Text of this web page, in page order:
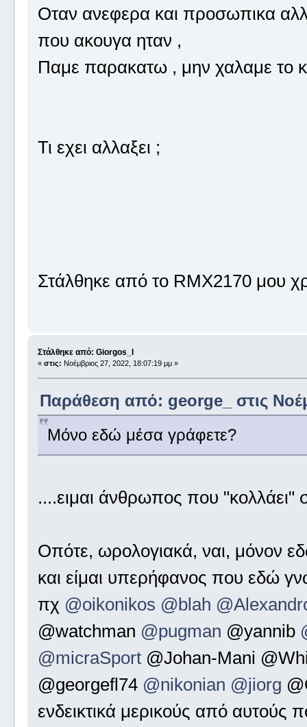
Οταν ανεφερα και προσωπικα
που ακουγα ηταν ,
Παμε παρακατω , μην χαλαμε το
Τι εχει αλλαξει ;
Στάλθηκε από το RMX2170 μου
Στάλθηκε από: Giorgos_I
« στις: Νοέμβριος 27, 2022, 18:07:19 μμ »
Παράθεση από: george_ στις
Μόνο εδώ μέσα γράφετε?
....ειμαι άνθρωπος που "κολλάει"
Οπότε, ωρολογιακά, ναι, μόνον
και είμαι υπερήφανος που εδώ
πχ @oikonikos @blah
@watchman @pugman @yannib
@micraSport@Johan-Mani
@georgefl74 @nikonian @jiorg
ενδεικτικά μερικούς από